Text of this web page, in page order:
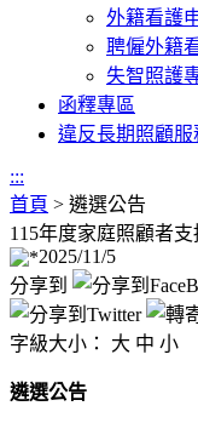
外籍看護
聘僱外籍
失智照護
函釋專區
違反長期照顧
:::
首頁 > 遴選公告
115年度家庭照顧者
2025/11/5
分享到
字級大小： 大 中 小
遴選公告